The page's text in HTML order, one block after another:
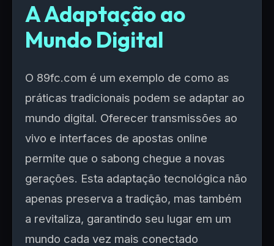
A Adaptação ao
Mundo Digital
O 89fc.com é um exemplo de como as
práticas tradicionais podem se adaptar ao
mundo digital. Oferecer transmissões ao
vivo e interfaces de apostas online
permite que o sabong chegue a novas
gerações. Esta adaptação tecnológica não
apenas preserva a tradição, mas também
a revitaliza, garantindo seu lugar em um
mundo cada vez mais conectado